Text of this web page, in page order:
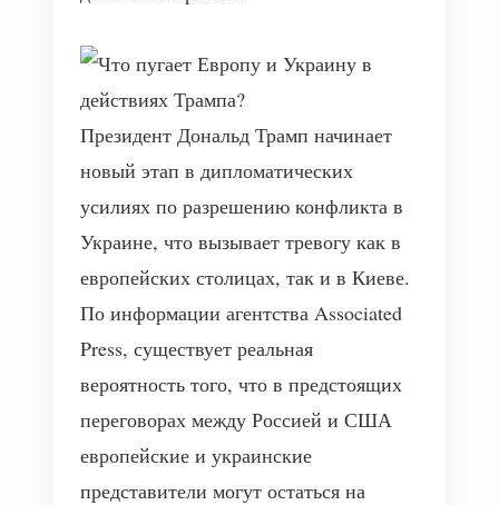
Президент Дональд Трамп начинает
новый этап в дипломатических
усилиях по разрешению конфликта в
Украине, что вызывает тревогу как в
европейских столицах, так и в Киеве.
По информации агентства Associated
Press, существует реальная
вероятность того, что в предстоящих
переговорах между Россией и США
европейские и украинские
представители могут остаться на